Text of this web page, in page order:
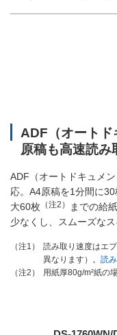
ADF（オートド
原稿も高速読み
ADF（オートドキュメ
応。A4原稿を1分間に
大60枚 （注2）
までの給
少なくし、スムーズな
（注1）
読み取り速度はエ
異なります）。 読
（注2）
用紙厚80g/m²紙の